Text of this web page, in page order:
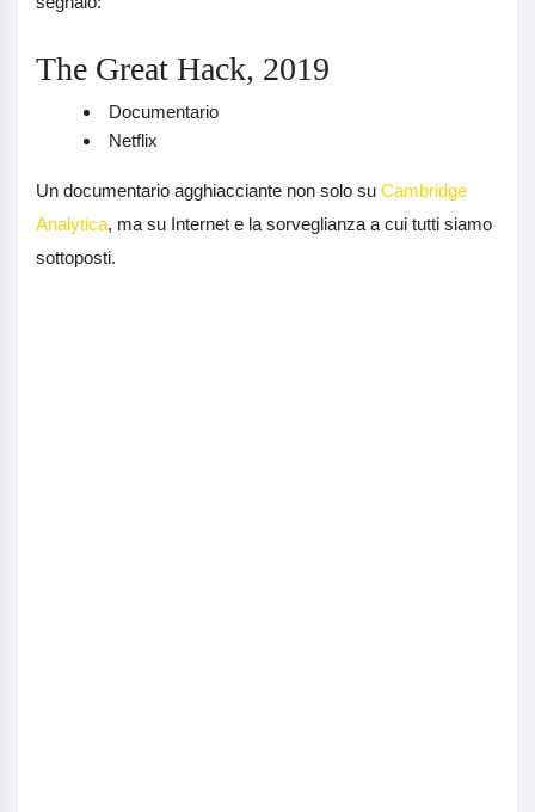
The Great Hack, 2019
Documentario
Netflix
Un documentario agghiacciante non solo su Cambridge
Analytica, ma su Internet e la sorveglianza a cui tutti siamo
sottoposti.